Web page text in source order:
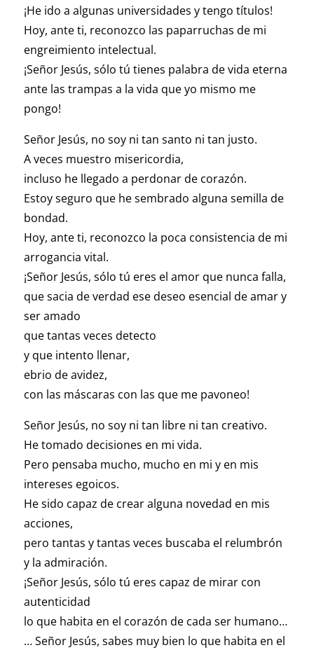
¡He ido a algunas universidades y tengo títulos!
Hoy, ante ti, reconozco las paparruchas de mi
engreimiento intelectual.
¡Señor Jesús, sólo tú tienes palabra de vida eterna
ante las trampas a la vida que yo mismo me
pongo!
Señor Jesús, no soy ni tan santo ni tan justo.
A veces muestro misericordia,
incluso he llegado a perdonar de corazón.
Estoy seguro que he sembrado alguna semilla de
bondad.
Hoy, ante ti, reconozco la poca consistencia de mi
arrogancia vital.
¡Señor Jesús, sólo tú eres el amor que nunca falla,
que sacia de verdad ese deseo esencial de amar y
ser amado
que tantas veces detecto
y que intento llenar,
ebrio de avidez,
con las máscaras con las que me pavoneo!
Señor Jesús, no soy ni tan libre ni tan creativo.
He tomado decisiones en mi vida.
Pero pensaba mucho, mucho en mi y en mis
intereses egoicos.
He sido capaz de crear alguna novedad en mis
acciones,
pero tantas y tantas veces buscaba el relumbrón
y la admiración.
¡Señor Jesús, sólo tú eres capaz de mirar con
autenticidad
lo que habita en el corazón de cada ser humano…
… Señor Jesús, sabes muy bien lo que habita en el